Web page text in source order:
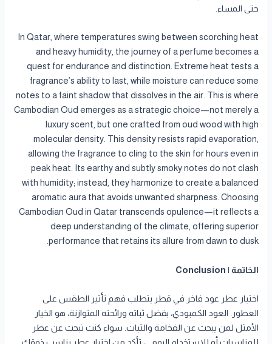
حتى المساء.
In Qatar, where temperatures swing between scorching heat
and heavy humidity, the journey of a perfume becomes a
quest for endurance and distinction. Extreme heat tests a
fragrance’s ability to last, while moisture can reduce some
notes to a faint shadow that dissolves in the air. This is where
Cambodian Oud emerges as a strategic choice—not merely a
luxury scent, but one crafted from oud wood with high
molecular density. This density resists rapid evaporation,
allowing the fragrance to cling to the skin for hours even in
peak heat. Its earthy and subtly smoky notes do not clash
with humidity; instead, they harmonize to create a balanced
aromatic aura that avoids unwanted sharpness. Choosing
Cambodian Oud in Qatar transcends opulence—it reflects a
deep understanding of the climate, offering superior
performance that retains its allure from dawn to dusk.
الخاتمة | Conclusion
اختيار عطر عود فاخر في قطر يتطلب فهم تأثير الطقس على
العطور. العود الكمبودي، بفضل ثباته ورائحته المتوازنة، هو الخيار
الأمثل لمن يبحث عن الفخامة والثبات. سواء كنت تبحث عن عطر